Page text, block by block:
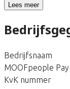
Lees meer
Bedrijfsnaam
MOOFpeople
KvK nummer